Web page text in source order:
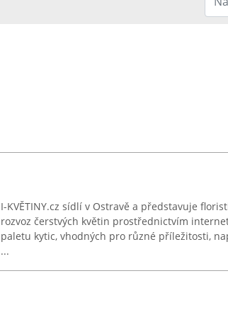
I-KVĚTINY.cz sídlí v Ostravě a představuje
rozvoz čerstvých květin prostřednictvím
paletu kytic, vhodných pro různé příležitosti,
...